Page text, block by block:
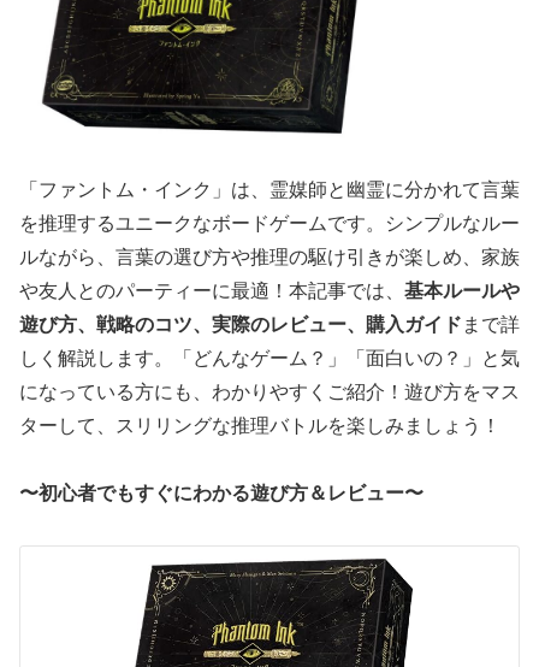
「ファントム・インク」は、霊媒師と幽霊に分かれて言葉
を推理するユニークなボードゲームです。シンプルなルー
ルながら、言葉の選び方や推理の駆け引きが楽しめ、家族
や友人とのパーティーに最適！本記事では、 基本ルールや
遊び方、戦略のコツ、実際のレビュー、購入ガイド まで詳
しく解説します。「どんなゲーム？」「面白いの？」と気
になっている方にも、わかりやすくご紹介！遊び方をマス
ターして、スリリングな推理バトルを楽しみましょう！
〜初心者でもすぐにわかる遊び方＆レビュー〜